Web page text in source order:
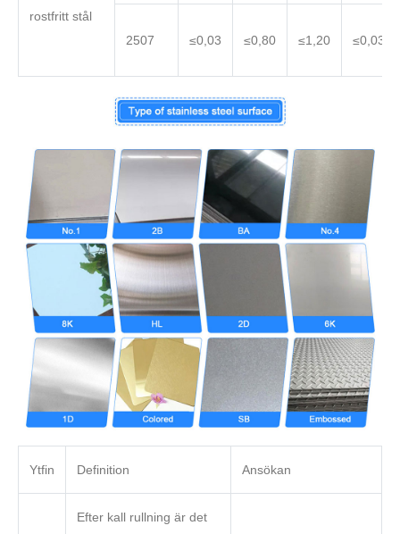
rostfritt stål
2507 ≤0,03 ≤0,80 ≤1,20 ≤0,035
Ytfin Definition Ansökan
Efter kall rullning är det